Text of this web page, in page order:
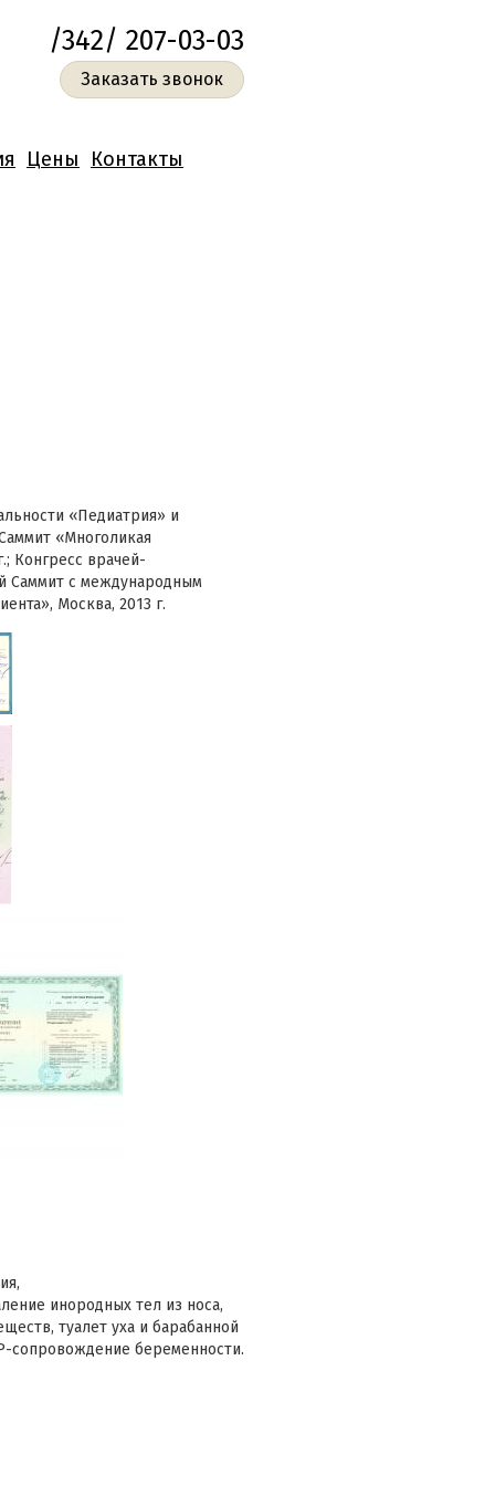
/342/ 207-03-03
Заказать звонок
Цены Контакты
«Педиатрия» и
«Многоликая
Конгресс врачей-
Саммит с международным
Москва, 2013 г.
инородных тел из носа,
туалет уха и барабанной
сопровождение беременности.